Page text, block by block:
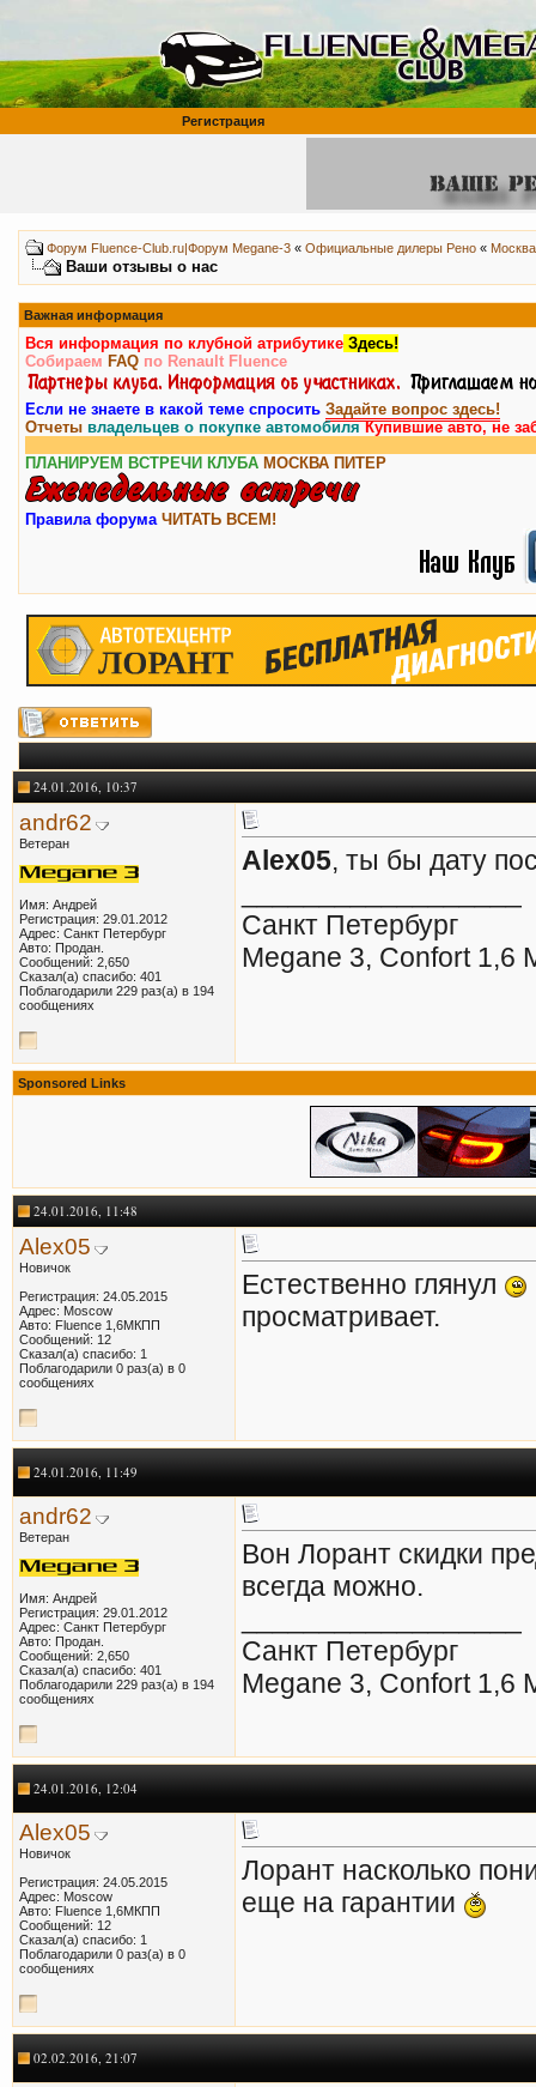
Регистрация
Форум Fluence-Club.ru|Форум Megane-3 « Официальные дилеры Рено «
Ваши отзывы о нас
Важная информация
Вся информация по клубной атрибутике Здесь!
Собираем FAQ по Renault Fluence
Если не знаете в какой теме спросить Задайте вопрос здесь!
Отчеты владельцев о покупке автомобиляКупившие авто, не
ПЛАНИРУЕМ ВСТРЕЧИ КЛУБА МОСКВА ПИТЕР
Правила форума ЧИТАТЬ ВСЕМ!
24.01.2016, 10:37
andr62
Ветеран
Имя: Андрей
Регистрация: 29.01.2012
Адрес: Санкт Петербург
Авто: Продан.
Сообщений: 2,650
Сказал(а) спасибо: 401
Поблагодарили 229 раз(а) в 194
сообщениях
Alex05, ты бы дату
Санкт Петербург
Megane 3, Confort
Sponsored Links
24.01.2016, 11:48
Alex05
Новичок
Регистрация: 24.05.2015
Адрес: Moscow
Авто: Fluence 1,6МКПП
Сообщений: 12
Сказал(а) спасибо: 1
Поблагодарили 0 раз(а) в 0
сообщениях
Естественно глянул
просматривает.
24.01.2016, 11:49
andr62
Ветеран
Имя: Андрей
Регистрация: 29.01.2012
Адрес: Санкт Петербург
Авто: Продан.
Сообщений: 2,650
Сказал(а) спасибо: 401
Поблагодарили 229 раз(а) в 194
сообщениях
Вон Лорант скидки
всегда можно.
Санкт Петербург
Megane 3, Confort
24.01.2016, 12:04
Alex05
Новичок
Регистрация: 24.05.2015
Адрес: Moscow
Авто: Fluence 1,6МКПП
Сообщений: 12
Сказал(а) спасибо: 1
Поблагодарили 0 раз(а) в 0
сообщениях
Лорант насколько
еще на гарантии
02.02.2016, 21:07